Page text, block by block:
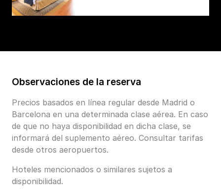
Observaciones de la reserva
Precios basados en línea regular desde Madrid o
Barcelona en una determinada clase aérea. En caso
de que no haya disponibilidad en dicha clase, se
informará del suplemento aéreo. Consultar tarifas
desde otros aeropuertos.
Hoteles mencionados o similares sujetos a
disponibilidad.